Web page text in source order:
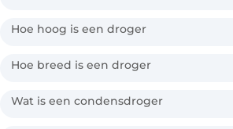
Hoe hoog is een droger
Hoe breed is een droger
Wat is een condensdroger